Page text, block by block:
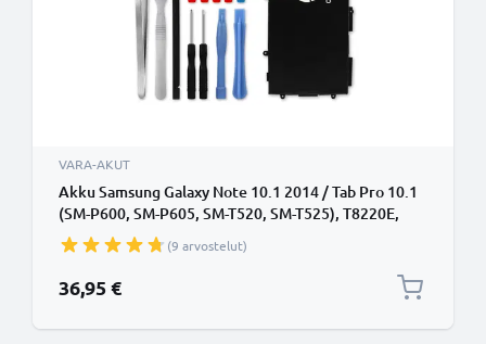
VARA-AKUT
Akku Samsung Galaxy Note 10.1 2014 / Tab Pro 10.1
(SM-P600, SM-P605, SM-T520, SM-T525), T8220E,
PGF349398HT tablettiin - (6600mAh, 3.8V) + Työkalu
tuotemerkiltä CELLONIC
(9 arvostelut)
36,95 €